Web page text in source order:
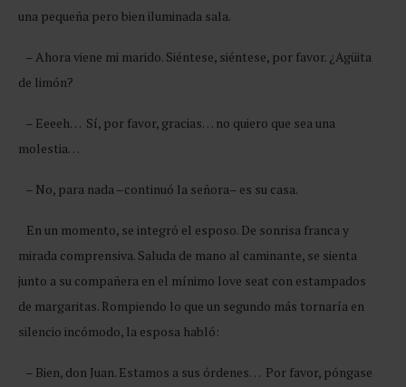
una pequeña pero bien iluminada sala.
– Ahora viene mi marido. Siéntese, siéntese, por favor. ¿Agüita
de limón?
– Eeeeh… Sí, por favor, gracias… no quiero que sea una
molestia…
– No, para nada –continuó la señora– es su casa.
En un momento, se integró el esposo. De sonrisa franca y
mirada comprensiva. Saluda de mano al caminante, se sienta
junto a su compañera en el mínimo love seat con estampados
de margaritas. Rompiendo lo que un segundo más tornaría en
silencio incómodo, la esposa habló:
– Bien, don Juan. Estamos a sus órdenes… Por favor, póngase